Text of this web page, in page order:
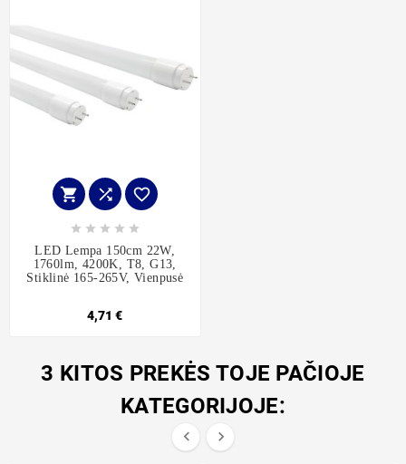
  
    
LED Lempa 150cm 22W,
1760lm, 4200K, T8, G13,
Stiklinė 165-265V, Vienpusė
4,71 €
3 KITOS PREKĖS TOJE PAČIOJE
KATEGORIJOJE:
 